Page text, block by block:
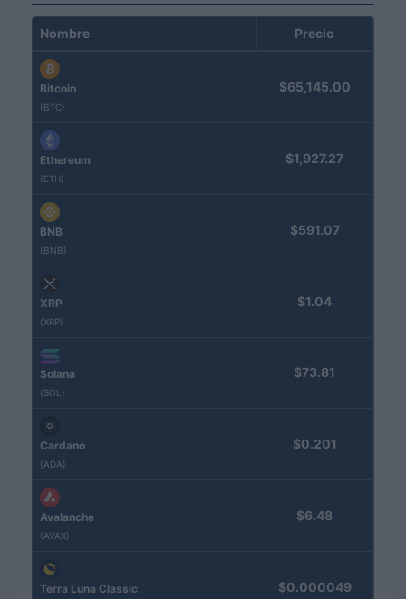
Nombre Precio
Bitcoin
(BTC)
$65,145.00
Ethereum
(ETH)
$1,927.27
BNB
(BNB)
$591.07
XRP
(XRP)
$1.04
Solana
(SOL)
$73.81
Cardano
(ADA)
$0.201
Avalanche
(AVAX)
$6.48
Terra Luna Classic $0.000049